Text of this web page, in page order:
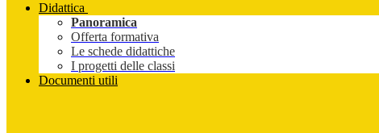
Didattica
Panoramica
Offerta formativa
Le schede didattiche
I progetti delle classi
Documenti utili